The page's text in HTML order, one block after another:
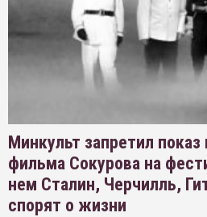
Минкульт запретил показ
фильма Сокурова на
нем Сталин, Черчилль,
спорят о жизни